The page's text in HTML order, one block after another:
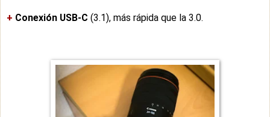
+ Conexión USB-C (3.1), más rápida que la 3.0.